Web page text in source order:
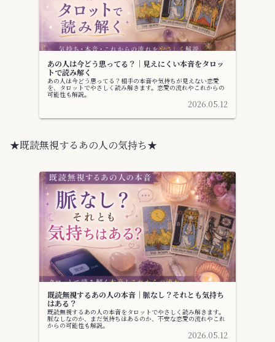
あの人は今どう思ってる？｜見えにくい本音をタロッ
トで読み解く
あの人は今どう思ってる？相手の本音や気持ちが見えない恋愛
を、タロットでやさしく読み解きます。恋愛の流れやこれからの
可能性も解説。
2026.05.12
★既読無視するあの人の気持ち★
既読無視するあの人の本音｜脈なし？それとも気持ち
はある？
既読無視するあの人の本音をタロットでやさしく読み解きます。
脈なしなのか、まだ気持ちはあるのか、不安な恋愛の流れやこれ
からの可能性も解説。
2026.05.12